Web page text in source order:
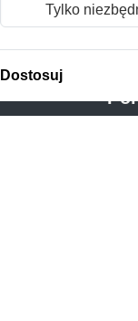
Tylko
Dostosuj